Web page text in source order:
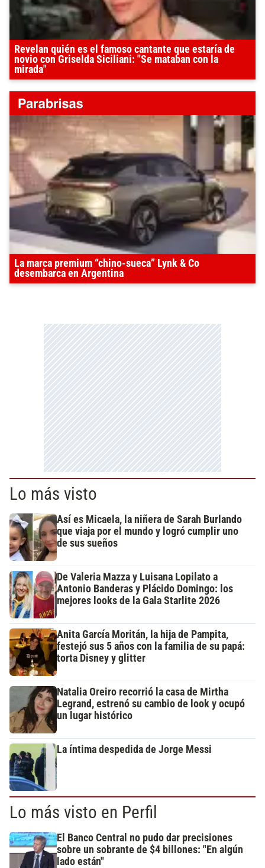
Revelan quién es el famoso cantante que estaría de
novio con Griselda Siciliani: "Se mataban con la
mirada"
La marca premium “chino-sueca” Lynk & Co
desembarca en Argentina
Lo más visto
Así es Micaela, la niñera de Sarah Burlando
que viaja por el mundo y logró cumplir uno
de sus sueños
De Valeria Mazza y Luisana Lopilato a
Antonio Banderas y Plácido Domingo: los
mejores looks de la Gala Starlite 2026
Anita García Moritán, la hija de Pampita,
festejó sus 5 años con la familia de su papá:
torta Disney y glitter
Natalia Oreiro recorrió la casa de Mirtha
Legrand, estrenó su cambio de look y ocupó
un lugar histórico
La íntima despedida de Jorge Messi
Lo más visto en Perfil
El Banco Central no pudo dar precisiones
sobre un sobrante de $4 billones: "En algún
lado están"